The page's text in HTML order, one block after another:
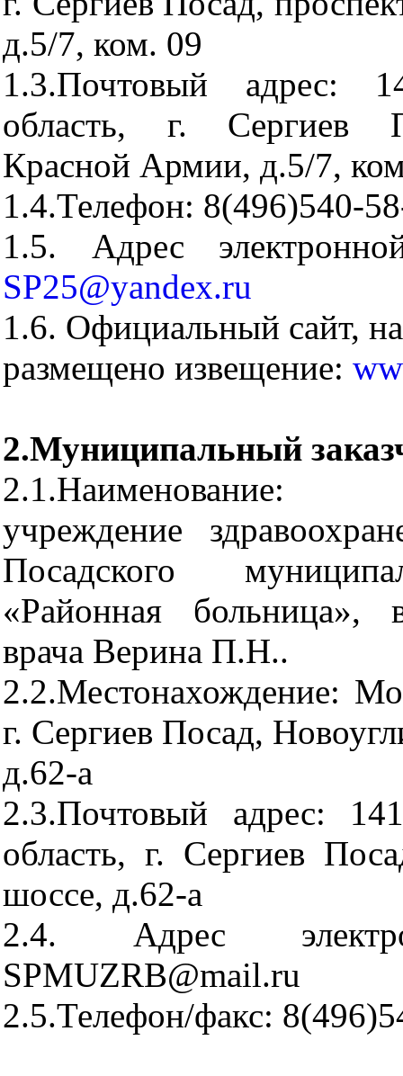
д.5/7, ком. 09
1.3.Почтовый адрес:
область, г. Сергиев
Красной Армии, д.5/7,
1.4.Телефон: 8(496)540-
1.5. Адрес
SP25@yandex.ru
1.6. Официальный сайт,
размещено извещение:
2.Муниципальный
2.1.Наименование:
учреждение
Посадского
«Районная больница»,
врача Верина П.Н..
2.2.Местонахождение:
г. Сергиев Посад,
д.62-а
2.3.Почтовый адрес:
область, г. Сергиев
шоссе, д.62-а
2.4. Адрес
SPMUZRB@mail.ru
2.5.Телефон/факс: